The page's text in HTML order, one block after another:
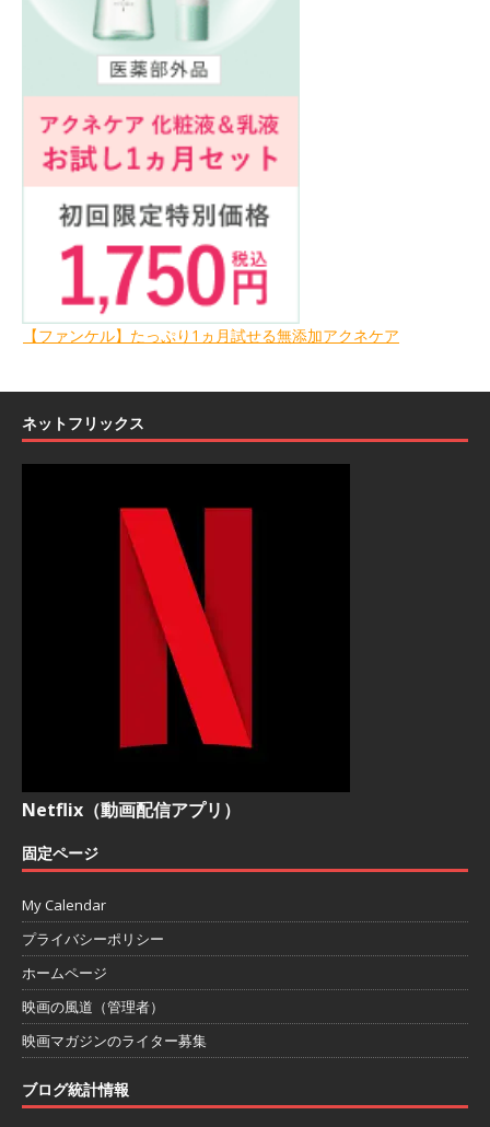
【ファンケル】たっぷり1ヵ月試せる無添加アクネケア
ネットフリックス
Netflix（動画配信アプリ）
固定ページ
My Calendar
プライバシーポリシー
ホームページ
映画の風道（管理者）
映画マガジンのライター募集
ブログ統計情報